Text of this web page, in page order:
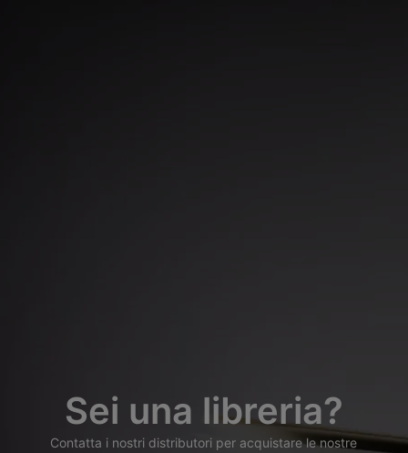
Sei una libreria?
Contatta i nostri distributori per acquistare le nostre